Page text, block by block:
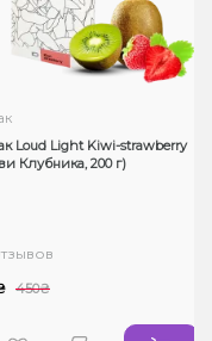
Loud Light Kiwi-strawberry
Клубника, 200 г)
450₴